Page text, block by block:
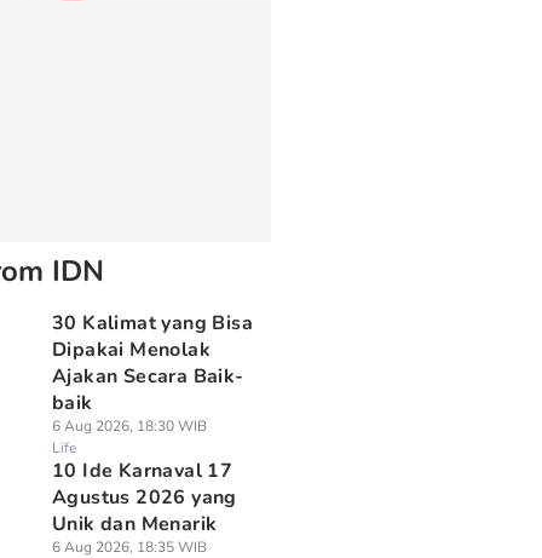
IDN
30 Kalimat yang Bisa
Dipakai Menolak
Ajakan Secara Baik-
baik
6 Aug 2026, 18:30 WIB
Life
10 Ide Karnaval 17
Agustus 2026 yang
Unik dan Menarik
6 Aug 2026, 18:35 WIB